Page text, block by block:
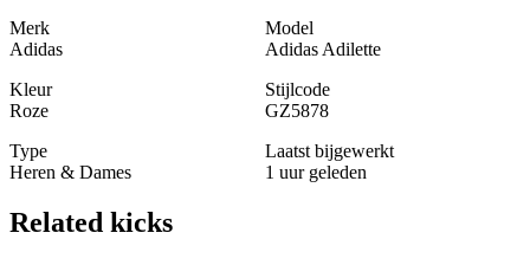
Merk
Adidas
Model
Adidas Adilette
Kleur
Roze
Stijlcode
GZ5878
Type
Heren & Dames
Laatst bijgewerkt
1 uur geleden
Related kicks